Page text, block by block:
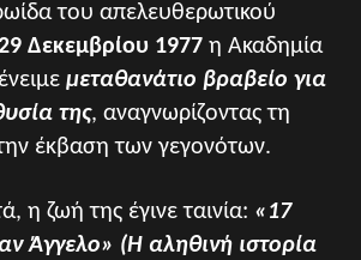
του απελευθερωτικού
Δεκεμβρίου 1977 η Ακαδημία
μεταθανάτιο βραβείο για
της, αναγνωρίζοντας τη
έκβαση των γεγονότων.
η ζωή της έγινε ταινία: «17
Άγγελο» (Η αληθινή ιστορία